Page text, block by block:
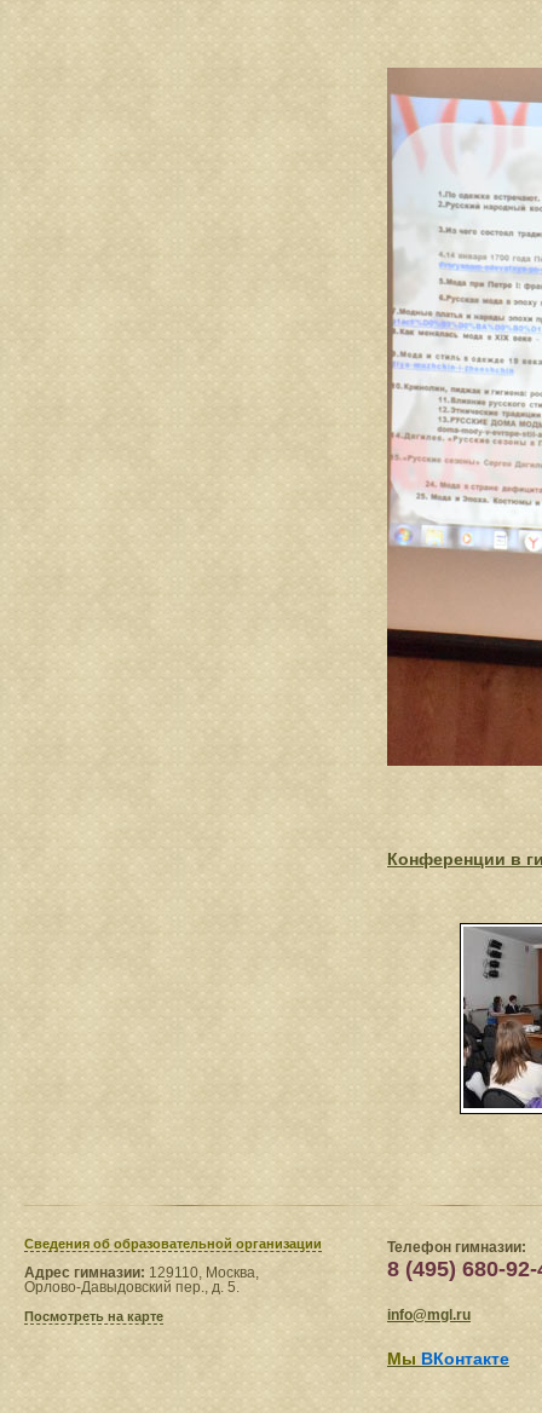
Конференции в
Сведения​ об образовательной организации
Адрес гимназии: 129110, Москва,
Орлово-Давыдовский пер., д. 5.
Посмотреть на карте
Телефон гимназии:
8 (495) 680-92-
info@mgl.ru
Мы ВКонтакте